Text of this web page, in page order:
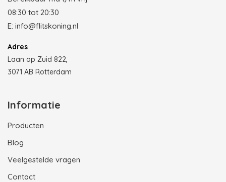
08:30 tot 20:30
E: info@flitskoning.nl
Adres
Laan op Zuid 822,
3071 AB Rotterdam
Informatie
Producten
Blog
Veelgestelde vragen
Contact